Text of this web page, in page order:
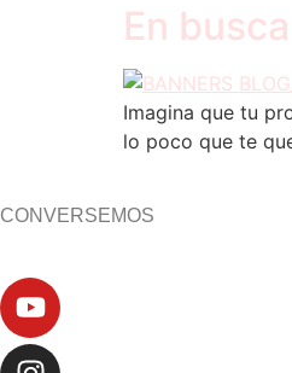
En
Imagina que tu
lo poco que te
CONVERSEMOS